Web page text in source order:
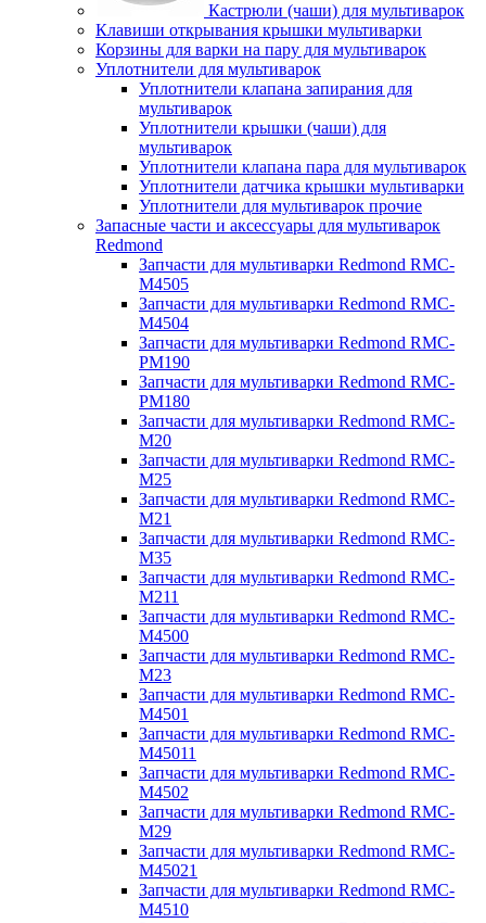
Кастрюли (чаши) для мультиварок
Клавиши открывания крышки мультиварки
Корзины для варки на пару для мультиварок
Уплотнители для мультиварок
Уплотнители клапана запирания для
мультиварок
Уплотнители крышки (чаши) для
мультиварок
Уплотнители клапана пара для мультиварок
Уплотнители датчика крышки мультиварки
Уплотнители для мультиварок прочие
Запасные части и аксессуары для мультиварок
Redmond
Запчасти для мультиварки Redmond RMC-
M4505
Запчасти для мультиварки Redmond RMC-
M4504
Запчасти для мультиварки Redmond RMC-
PM190
Запчасти для мультиварки Redmond RMC-
PM180
Запчасти для мультиварки Redmond RMC-
M20
Запчасти для мультиварки Redmond RMC-
M25
Запчасти для мультиварки Redmond RMC-
M21
Запчасти для мультиварки Redmond RMC-
M35
Запчасти для мультиварки Redmond RMC-
M211
Запчасти для мультиварки Redmond RMC-
M4500
Запчасти для мультиварки Redmond RMC-
M23
Запчасти для мультиварки Redmond RMC-
M4501
Запчасти для мультиварки Redmond RMC-
M45011
Запчасти для мультиварки Redmond RMC-
M4502
Запчасти для мультиварки Redmond RMC-
M29
Запчасти для мультиварки Redmond RMC-
M45021
Запчасти для мультиварки Redmond RMC-
M4510